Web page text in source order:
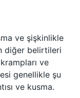
ve şişkinlikle
diğer belirtileri
krampları ve
genellikle şu
ve kusma.